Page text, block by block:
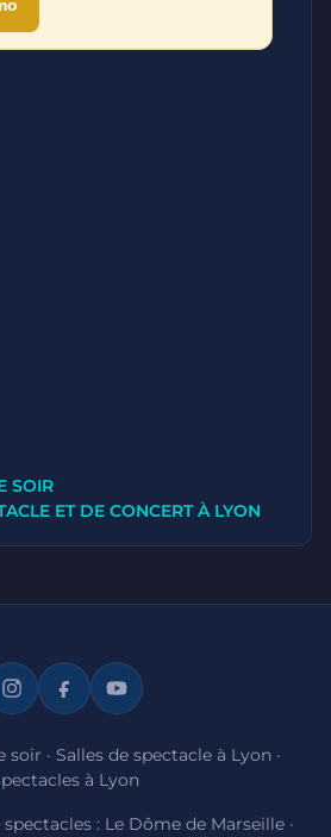
SOIR
ET DE CONCERT À LYON
soir · Salles de spectacle à Lyon ·
à Lyon
: Le Dôme de Marseille·